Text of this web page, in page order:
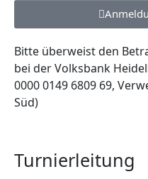
Bitte überweist den
bei der Volksbank
0000 0149 6809 69,
Süd)
Turnierleitung